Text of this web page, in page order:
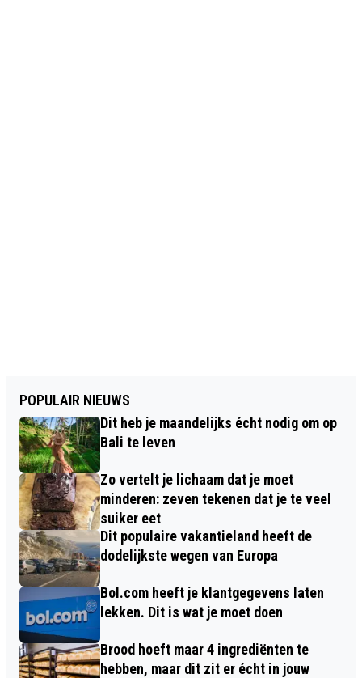
POPULAIR NIEUWS
Dit heb je maandelijks écht nodig om op
Bali te leven
Zo vertelt je lichaam dat je moet
minderen: zeven tekenen dat je te veel
suiker eet
Dit populaire vakantieland heeft de
dodelijkste wegen van Europa
Bol.com heeft je klantgegevens laten
lekken. Dit is wat je moet doen
Brood hoeft maar 4 ingrediënten te
hebben, maar dit zit er écht in jouw